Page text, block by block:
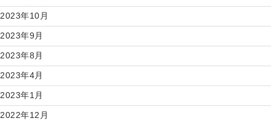
2023年10月
2023年9月
2023年8月
2023年4月
2023年1月
2022年12月